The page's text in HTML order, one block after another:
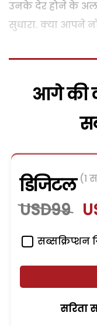
उनके देर होने के
सुधारा. क्या आपने
आगे की
डिजिटल (1
USD99
सब्सक्रिप्शन
सरिता